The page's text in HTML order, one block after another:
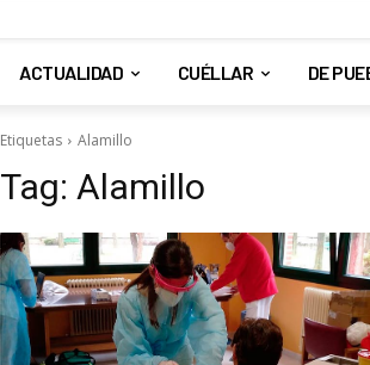
ACTUALIDAD CUÉLLAR DE
Etiquetas Alamillo
Tag: Alamillo